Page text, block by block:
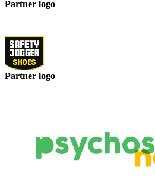
Partner logo
Partner logo